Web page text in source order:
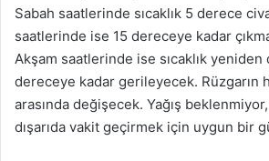
Sabah saatlerinde sıcaklık 5 derece
saatlerinde ise 15 dereceye kadar
Akşam saatlerinde ise sıcaklık
dereceye kadar gerileyecek. Rüzgarın
arasında değişecek. Yağış
dışarıda vakit geçirmek için uygun bir